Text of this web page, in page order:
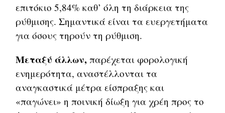
επιτόκιο 5,84% καθ’ όλη τη διάρκεια της
ρύθμισης. Σημαντικά είναι τα ευεργετήματα
για όσους τηρούν τη ρύθμιση.
Μεταξύ άλλων,παρέχεται φορολογική
ενημερότητα, αναστέλλονται τα
αναγκαστικά μέτρα είσπραξης και
«παγώνει» η ποινική δίωξη για χρέη προς το